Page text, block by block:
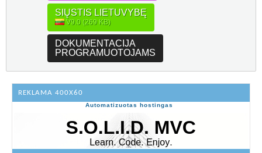
SIŲSTIS LIETUVYBĘ
V9.0 (269 KB)
DOKUMENTACIJA
PROGRAMUOTOJAMS
REKLAMA 400X60
Automatizuotas hostingas